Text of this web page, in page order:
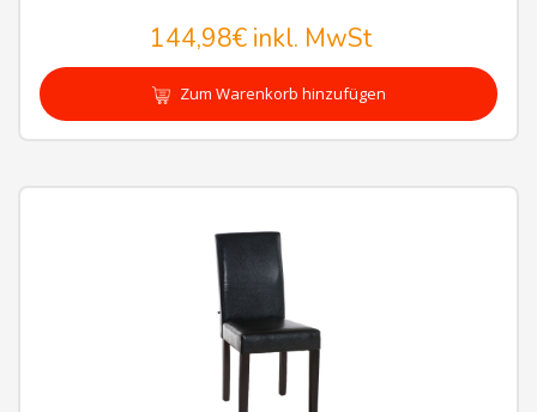
144,98€inkl. MwSt
Zum Warenkorb hinzufügen